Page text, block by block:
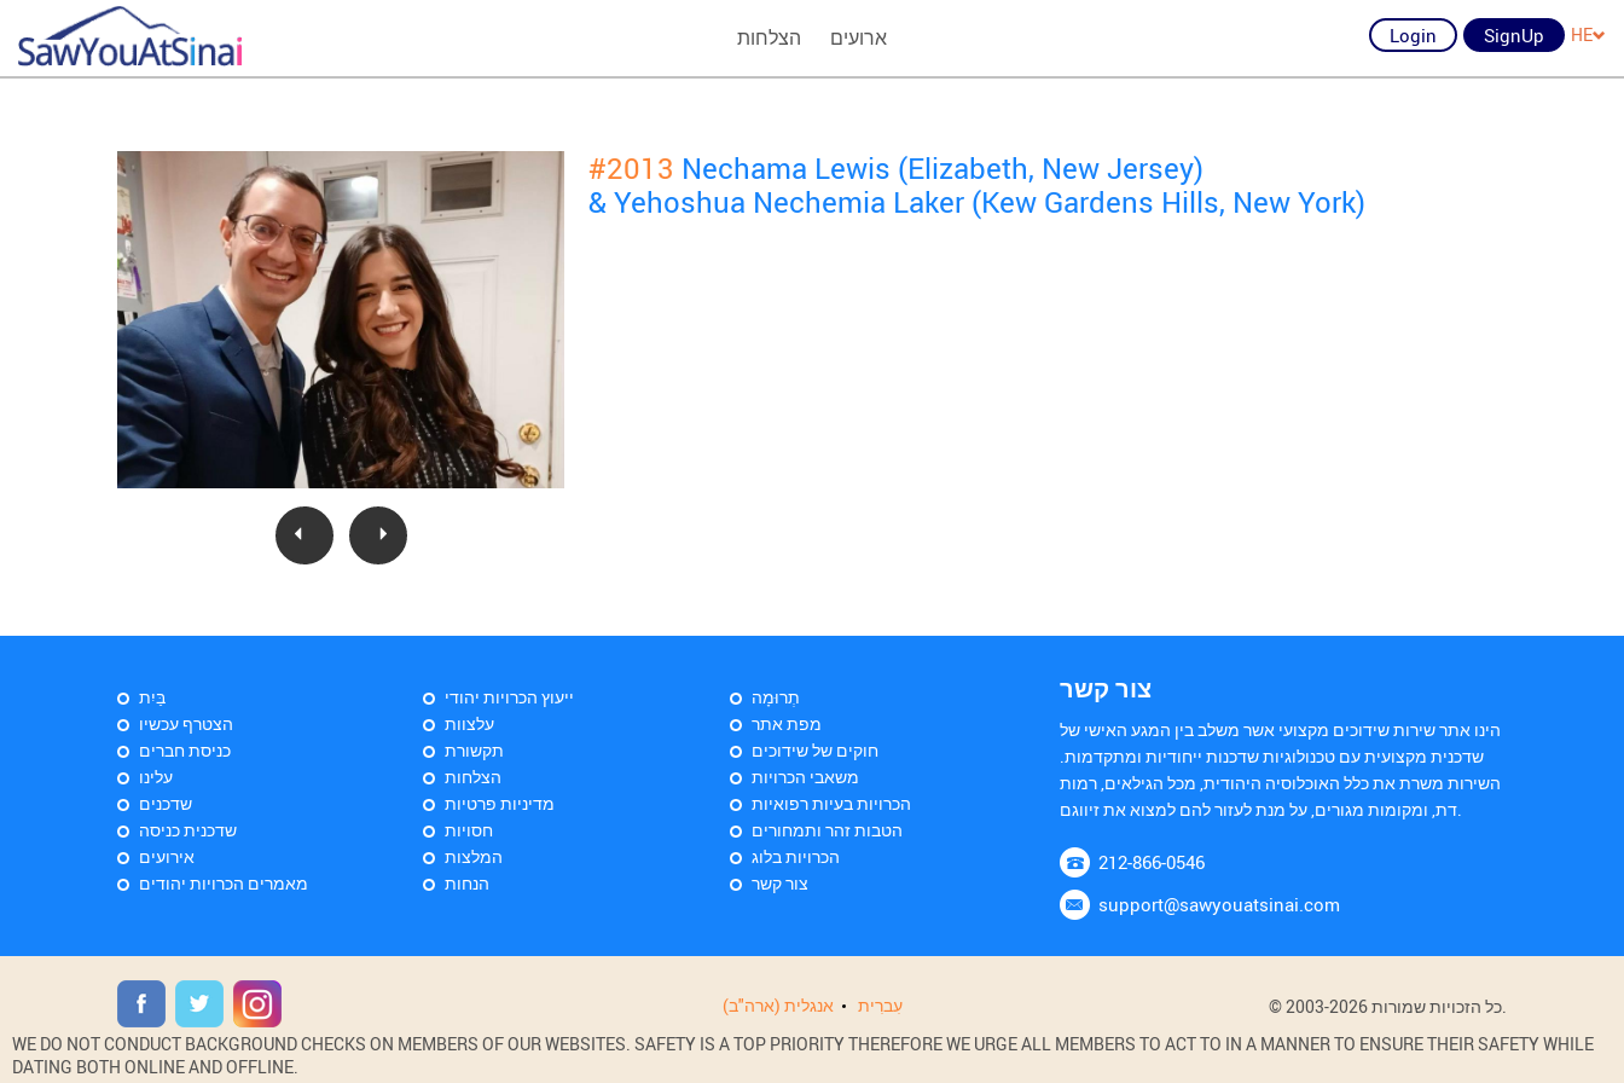
הצלחות ארועים Login SignUp HE
#2013 Nechama Lewis (Elizabeth, New Jersey)
& Yehoshua Nechemia Laker (Kew Gardens Hills, New York)
בַּיִת
הצטרף עכשיו
כניסת חברים
עלינו
שדכנים
שדכנית כניסה
אירועים
מאמרים הכרויות יהודים
ייעוץ הכרויות יהודי
עלצוות
תקשורת
הצלחות
מדיניות פרטיות
חסויות
המלצות
הנחות
תְרוּמָה
מפת אתר
חוקים של שידוכים
משאבי הכרויות
הכרויות בעיות רפואיות
הטבות זהר ותמחורים
הכרויות בלוג
צור קשר
צור קשר
הינו אתר שירות שידוכים מקצועי אשר משלב בין המגע האישי של
שדכנית מקצועית עם טכנולוגיות שדכנות ייחודיות ומתקדמות.
השירות משרת את כלל האוכלוסיה היהודית, מכל הגילאים, רמות
212-866-0546
support@sawyouatsinai.com
אנגלית (ארה"ב) עִברִית
WE DO NOT CONDUCT BACKGROUND CHECKS ON MEMBERS OF OUR WEBSITES. SAFETY IS A TOP PRIORITY THEREFORE WE URGE ALL MEMBERS TO ACT TO IN A MANNER TO ENSURE THEIR SAFETY WHILE
DATING BOTH ONLINE AND OFFLINE.